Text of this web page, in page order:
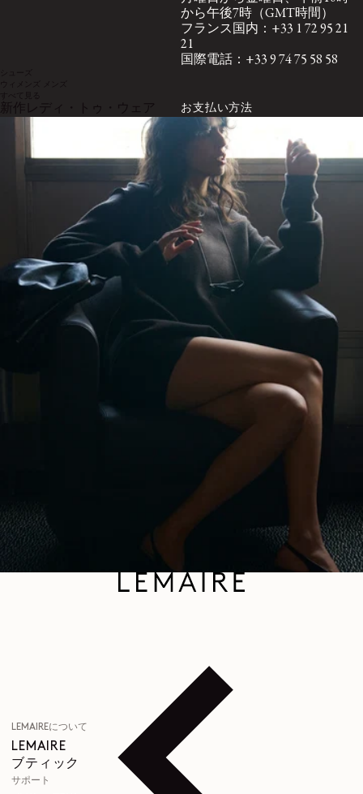
新作レディ・トゥ・ウェア
から午後7時（GMT時間）
フランス国内：+33 1 72 95 21
21
国際電話：+33 9 74 75 58 58
お支払い方法
Visa、Mastercard、Amex
ニュースレター登録
ニュースレターでは、オファー、ニュース、イベントな
ど、ルメールの最新情報をお届けします。
ご登録いただくことで、パーソナライズされた体験を提供するために当社の
メールでトラッキングピクセルを使用することに同意いただいたものとみなさ
プライバシーポリシー
LEMAIREについて
LEMAIRE
ブティック
サポート